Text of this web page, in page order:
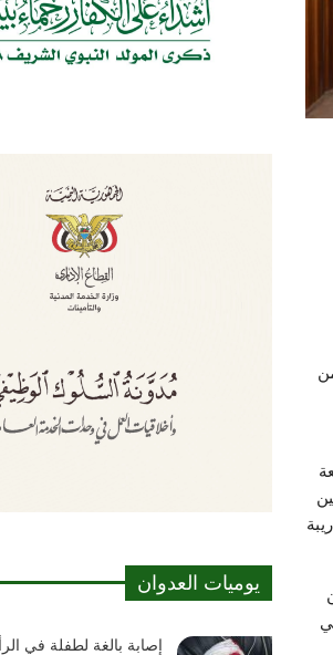
يوميات العدوان
إصابة بالغة لطفلة في